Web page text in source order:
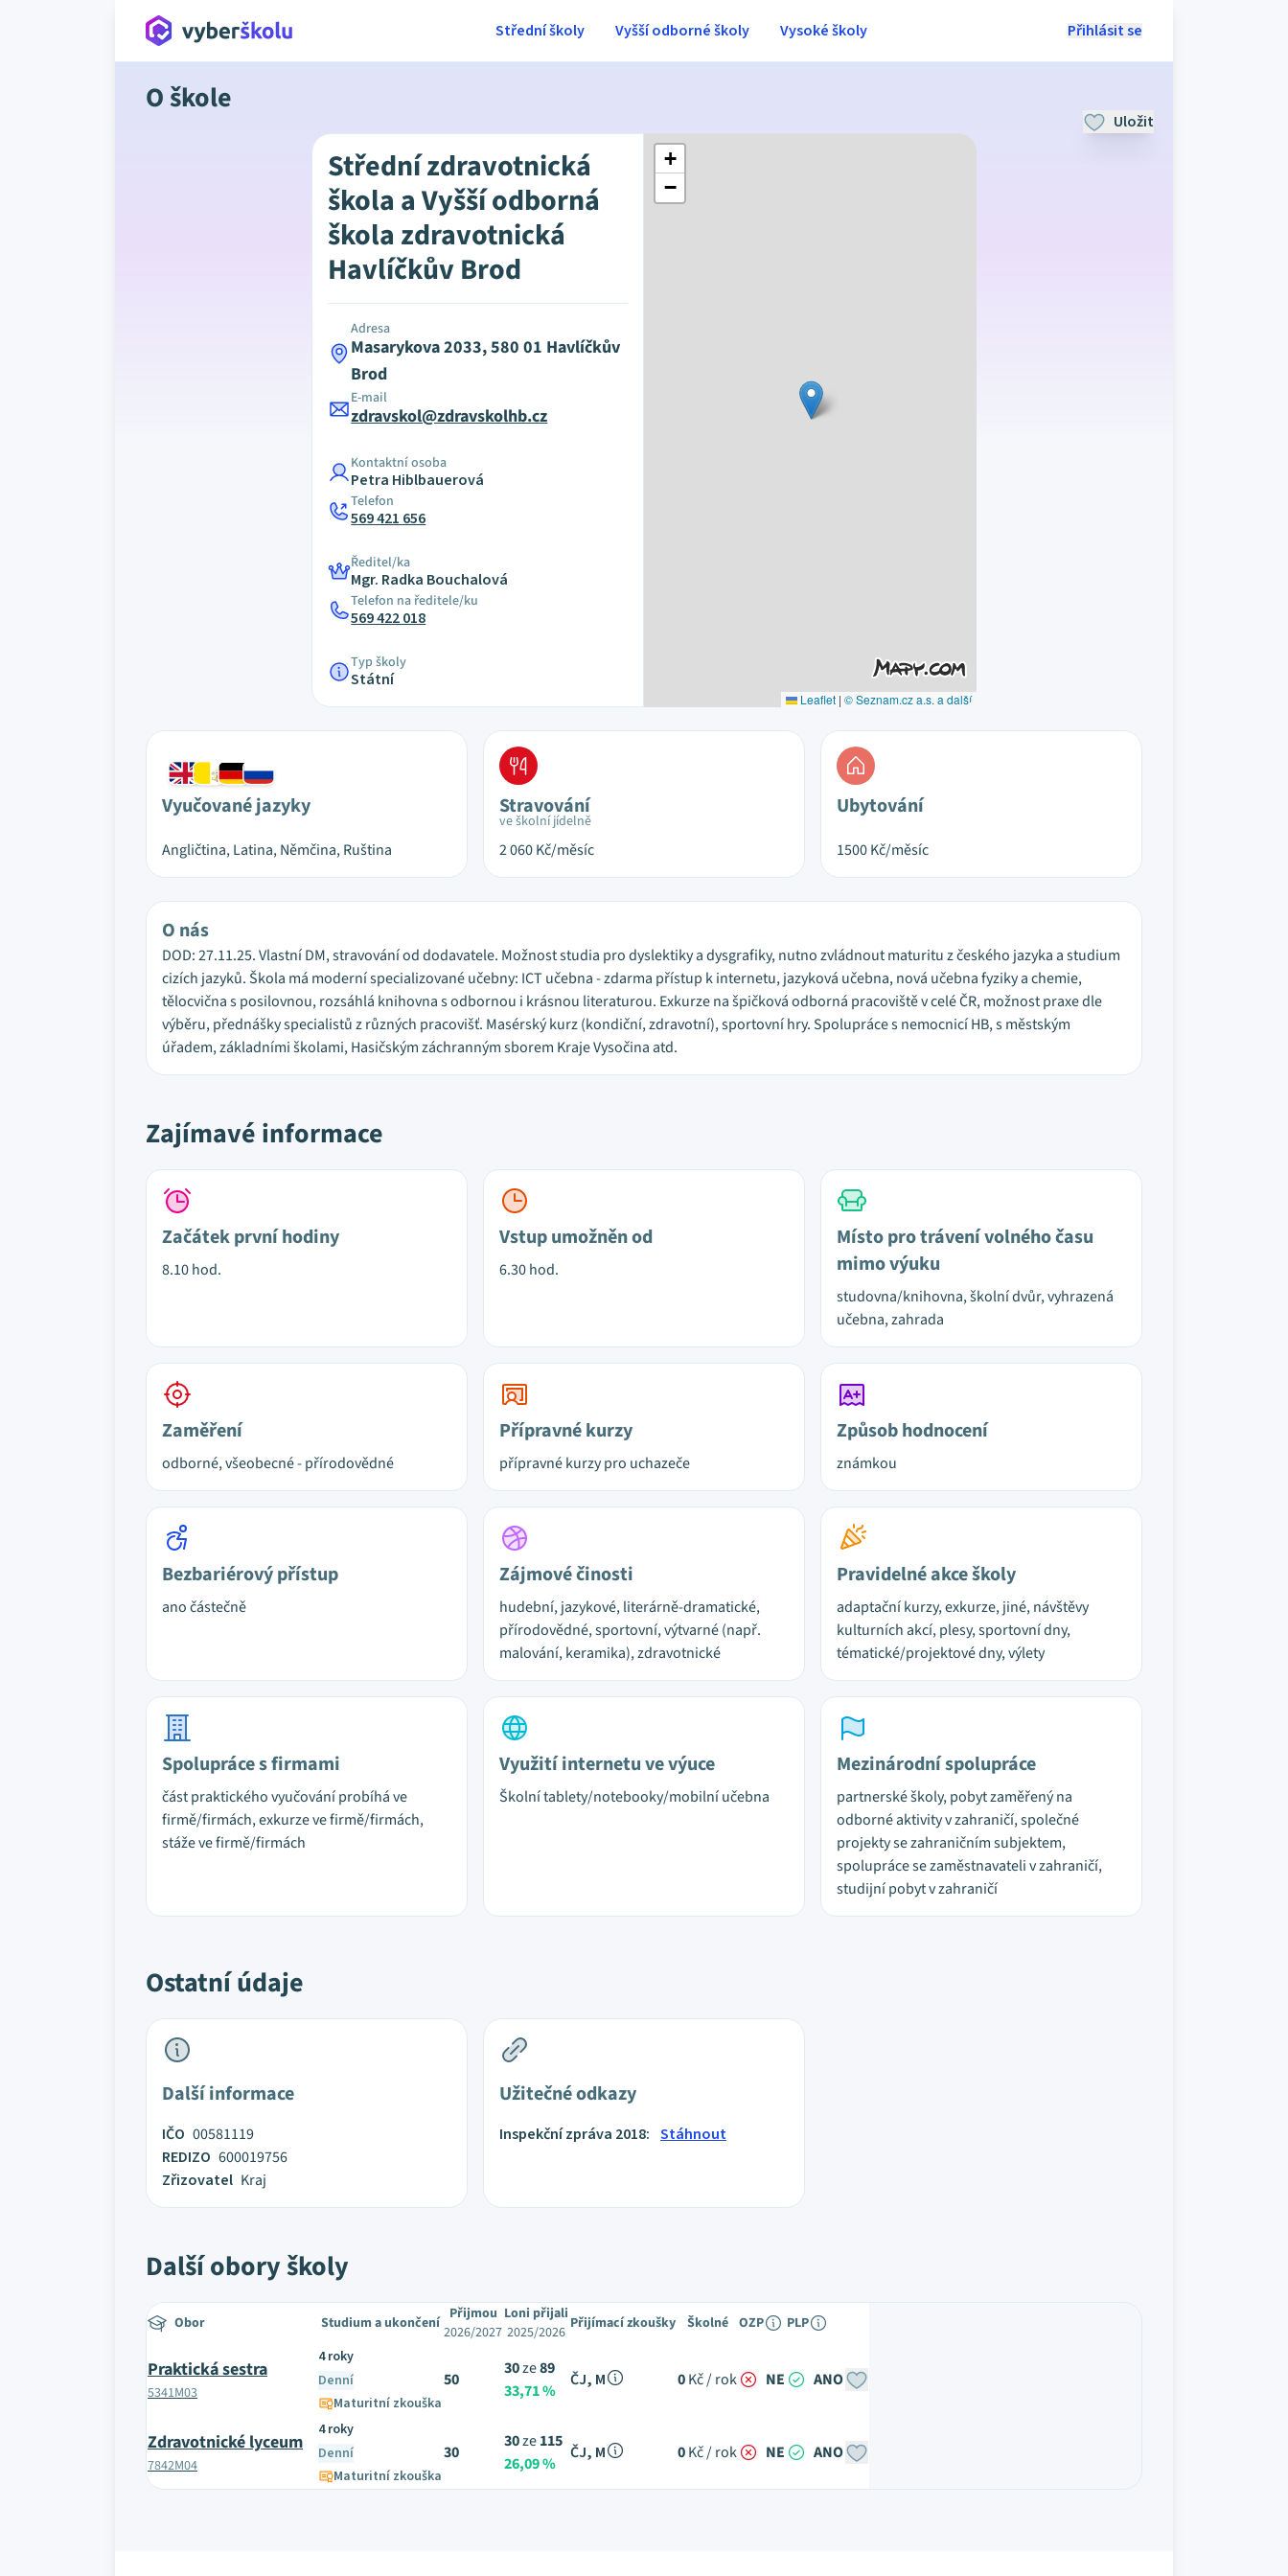
Přihlásit se
Střední školy Vyšší odborné školy Vysoké školy
O škole
Uložit
Střední zdravotnická
škola a Vyšší odborná
škola zdravotnická
Havlíčkův Brod
Adresa
Masarykova 2033, 580 01 Havlíčkův
Brod
E-mail
zdravskol@zdravskolhb.cz
Kontaktní osoba
Petra Hiblbauerová
Telefon
569 421 656
Ředitel/ka
Mgr. Radka Bouchalová
Telefon na ředitele/ku
569 422 018
Typ školy
Státní
+
−
Leaflet | © Seznam.cz a.s. a další
Vyučované jazyky
Angličtina, Latina, Němčina, Ruština
Stravování
ve školní jídelně
2 060Kč/měsíc
Ubytování
1500Kč/měsíc
O nás
DOD: 27.11.25. Vlastní DM, stravování od dodavatele. Možnost studia pro dyslektiky a dysgrafiky, nutno zvládnout maturitu z českého jazyka a studium
cizích jazyků. Škola má moderní specializované učebny: ICT učebna - zdarma přístup k internetu, jazyková učebna, nová učebna fyziky a chemie,
tělocvična s posilovnou, rozsáhlá knihovna s odbornou i krásnou literaturou. Exkurze na špičková odborná pracoviště v celé ČR, možnost praxe dle
výběru, přednášky specialistů z různých pracovišť. Masérský kurz (kondiční, zdravotní), sportovní hry. Spolupráce s nemocnicí HB, s městským
úřadem, základními školami, Hasičským záchranným sborem Kraje Vysočina atd.
Zajímavé informace
Začátek první hodiny
8.10 hod.
Vstup umožněn od
6.30 hod.
Místo pro trávení volného času
mimo výuku
studovna/knihovna, školní dvůr, vyhrazená
učebna, zahrada
Zaměření
odborné, všeobecné - přírodovědné
Přípravné kurzy
přípravné kurzy pro uchazeče
Způsob hodnocení
známkou
Bezbariérový přístup
ano částečně
Zájmové činosti
hudební, jazykové, literárně-dramatické,
přírodovědné, sportovní, výtvarné (např.
malování, keramika), zdravotnické
Pravidelné akce školy
adaptační kurzy, exkurze, jiné, návštěvy
kulturních akcí, plesy, sportovní dny,
tématické/projektové dny, výlety
Spolupráce s firmami
část praktického vyučování probíhá ve
firmě/firmách, exkurze ve firmě/firmách,
stáže ve firmě/firmách
Využití internetu ve výuce
Školní tablety/notebooky/mobilní učebna
Mezinárodní spolupráce
partnerské školy, pobyt zaměřený na
odborné aktivity v zahraničí, společné
projekty se zahraničním subjektem,
spolupráce se zaměstnavateli v zahraničí,
studijní pobyt v zahraničí
Ostatní údaje
Další informace
IČO 00581119
REDIZO 600019756
Zřizovatel Kraj
Užitečné odkazy
Inspekční zpráva 2018: Stáhnout
Další obory školy
Obor Studium a ukončení Přijmou
2026/2027
Loni přijali
2025/2026 Přijímací zkoušky Školné OZP PLP
Praktická sestra
5341M03
4 roky
Denní
Maturitní zkouška
50
30ze89
33,71 %
ČJ, M 0Kč / rok NE ANO
Zdravotnické lyceum
7842M04
4 roky
Denní
Maturitní zkouška
30
30ze115
26,09 %
ČJ, M 0Kč / rok NE ANO